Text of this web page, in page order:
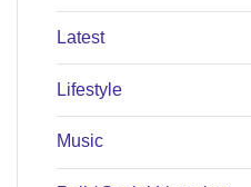
Latest
Lifestyle
Music